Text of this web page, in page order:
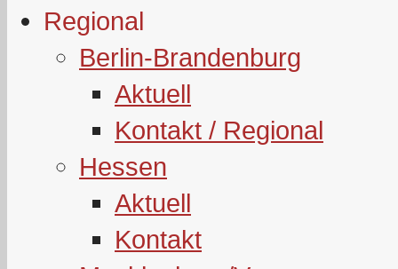
Regional
Berlin-Brandenburg
Aktuell
Kontakt / Regional
Hessen
Aktuell
Kontakt